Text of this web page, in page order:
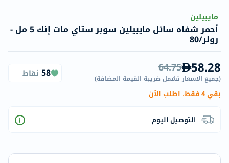
مايبيلين
أحمر شفاه سائل مايبيلين سوبر ستاي مات إنك 5 مل -
رولر/80
58.28
64.75
(جميع الأسعار تشمل ضريبة القيمة المضافة)
58 نقاط
بقي 4 فقط، اطلب الآن
التوصيل اليوم